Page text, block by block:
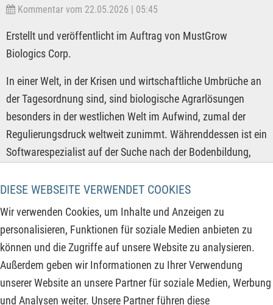
DIESE WEBSEITE VERWENDET COOKIES
Wir verwenden Cookies, um Inhalte und Anzeigen zu
personalisieren, Funktionen für soziale Medien anbieten zu
können und die Zugriffe auf unsere Website zu analysieren.
Außerdem geben wir Informationen zu Ihrer Verwendung
unserer Website an unsere Partner für soziale Medien, Werbung
und Analysen weiter. Unsere Partner führen diese
Kommentar vom 22.05.2026 | 05:45
Erstellt und veröffentlicht im Auftrag von MustGrow
Biologics Corp.
In einer Welt, in der Krisen und wirtschaftliche Umbrüche an
der Tagesordnung sind, sind biologische Agrarlösungen
besonders in der westlichen Welt im Aufwind, zumal der
Regulierungsdruck weltweit zunimmt. Währenddessen ist ein
Softwarespezialist auf der Suche nach der Bodenbildung,
fast halbierte. Auch ein Energieriese legte zuletzt einen
Turnaround hin, nachdem eine historische Krise ihn fast zur
Insolvenz geführt hätte. Diese drei Unternehmen aus völlig
unterschiedlichen Branchen zeigen exemplarisch, wo jetzt
wieder interessante Einstiegschancen entstehen und frühe
Investoren in den kommenden Monaten kräftig verdienen
könnten.